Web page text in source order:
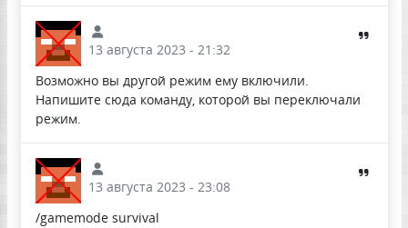
13 августа 2023 - 21:32
Возможно вы другой режим ему включили.
Напишите сюда команду, которой вы переключали
режим.
13 августа 2023 - 23:08
/gamemode survival